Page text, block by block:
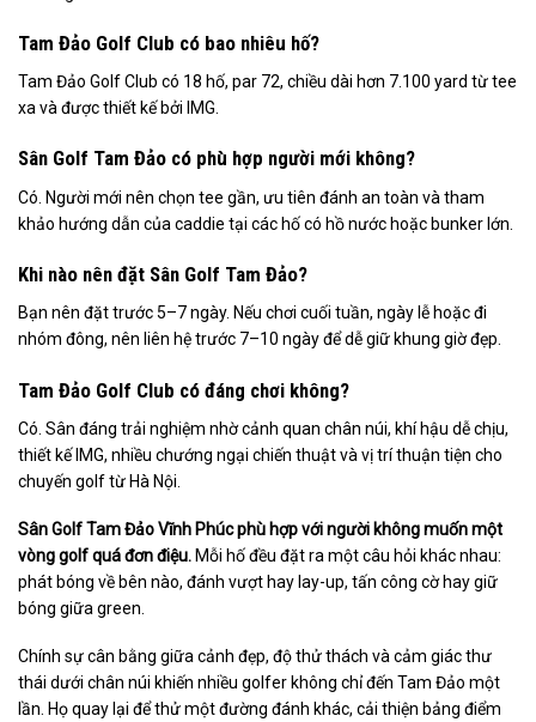
Tam Đảo Golf Club có bao nhiêu hố?
Tam Đảo Golf Club có 18 hố, par 72, chiều dài hơn 7.100 yard từ tee
xa và được thiết kế bởi IMG.
Sân Golf Tam Đảo có phù hợp người mới không?
Có. Người mới nên chọn tee gần, ưu tiên đánh an toàn và tham
khảo hướng dẫn của caddie tại các hố có hồ nước hoặc bunker lớn.
Khi nào nên đặt Sân Golf Tam Đảo?
Bạn nên đặt trước 5–7 ngày. Nếu chơi cuối tuần, ngày lễ hoặc đi
nhóm đông, nên liên hệ trước 7–10 ngày để dễ giữ khung giờ đẹp.
Tam Đảo Golf Club có đáng chơi không?
Có. Sân đáng trải nghiệm nhờ cảnh quan chân núi, khí hậu dễ chịu,
thiết kế IMG, nhiều chướng ngại chiến thuật và vị trí thuận tiện cho
chuyến golf từ Hà Nội.
Sân Golf Tam Đảo Vĩnh Phúc phù hợp với người không muốn một
vòng golf quá đơn điệu. Mỗi hố đều đặt ra một câu hỏi khác nhau:
phát bóng về bên nào, đánh vượt hay lay-up, tấn công cờ hay giữ
bóng giữa green.
Chính sự cân bằng giữa cảnh đẹp, độ thử thách và cảm giác thư
thái dưới chân núi khiến nhiều golfer không chỉ đến Tam Đảo một
lần. Họ quay lại để thử một đường đánh khác, cải thiện bảng điểm